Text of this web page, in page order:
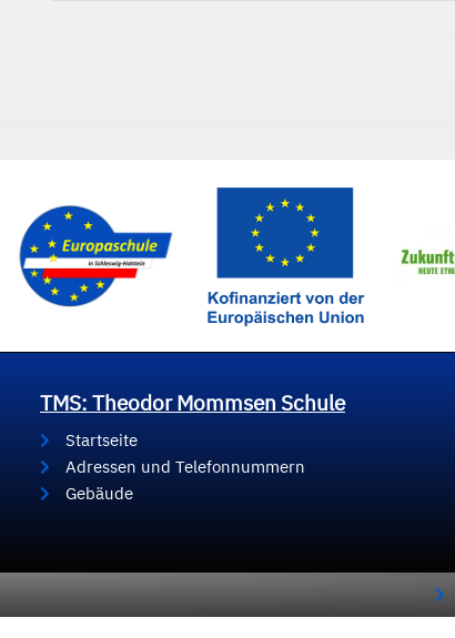
TMS: Theodor Mommsen Schule
Startseite
Adressen und Telefonnummern
Gebäude